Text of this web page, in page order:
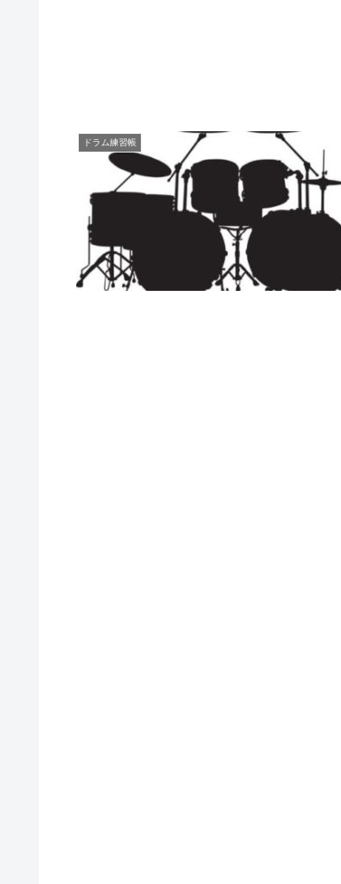
ドラム練習帳